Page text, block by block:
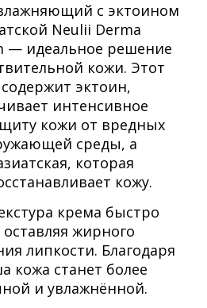
с эктоином
Neulii Derma
— идеальное решение
кожи. Этот
эктоин,
интенсивное
кожи от вредных
среды, а
которая
кожу.
крема быстро
жирного
липкости. Благодаря
кожа станет более
и увлажнённой.